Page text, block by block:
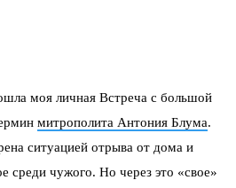
моя личная Встреча с большой
митрополита Антония Блума.
ситуацией отрыва от дома и
среди чужого. Но через это «свое»